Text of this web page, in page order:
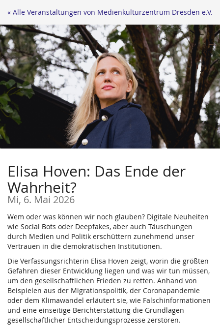
Zum
Inhalt
springen
« Alle Veranstaltungen von Medienkulturzentrum Dresden e.V.
Elisa Hoven: Das Ende der
Wahrheit?
Mi, 6. Mai 2026
Wem oder was können wir noch glauben? Digitale Neuheiten
wie Social Bots oder Deepfakes, aber auch Täuschungen
durch Medien und Politik erschüttern zunehmend unser
Vertrauen in die demokratischen Institutionen.
Die Verfassungsrichterin Elisa Hoven zeigt, worin die größten
Gefahren dieser Entwicklung liegen und was wir tun müssen,
um den gesellschaftlichen Frieden zu retten. Anhand von
Beispielen aus der Migrationspolitik, der Coronapandemie
oder dem Klimawandel erläutert sie, wie Falschinformationen
und eine einseitige Berichterstattung die Grundlagen
gesellschaftlicher Entscheidungsprozesse zerstören.